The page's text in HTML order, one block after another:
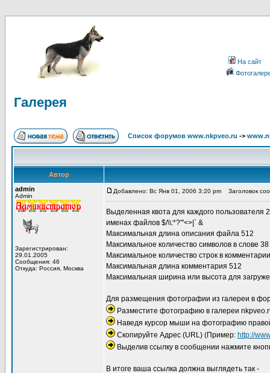
На сайт
Галерея
Список форумов www.nkpveo.ru ->
Автор
admin
Admin
Зарегистрирован:
29.01.2005
Сообщения: 46
Откуда: Россия, Москва
Добавлено: Вс Янв 01, 2006 3:20 pm Заголовок
Выделенная квота для каждого
именах файлов $/\\:*?"'<>|` &
Максимальная длина описания файла 512
Максимальное количество символов в слове 38
Максимальное количество строк в
Максимальная длина комментария 512
Максимальная ширина или высота для
Для размещения фотографии из галереи в
Разместите фотографию в галереи
Наведя курсор мыши на фотографию
Скопируйте Адрес (URL) (Пример: http://
Выделив ссылку в сообщении нажмите
В итоге ваша ссылка должна выглядеть так -